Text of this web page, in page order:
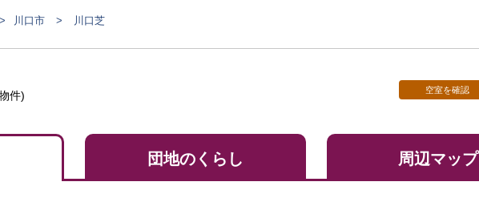
川口市 川口芝
件) 空室を確認
団地のくらし 周辺マップ